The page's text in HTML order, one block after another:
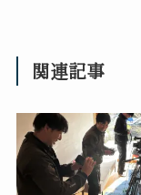
関連記事